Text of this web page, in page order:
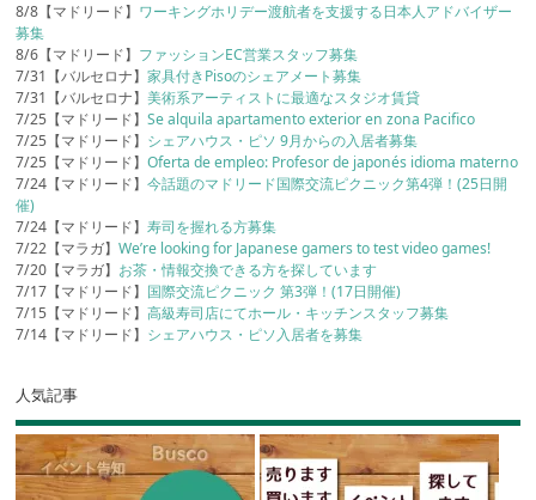
8/8【マドリード】 ワーキングホリデー渡航者を支援する日本人アドバイザー
募集
8/6【マドリード】 ファッションEC営業スタッフ募集
7/31【バルセロナ】家具付きPisoのシェアメート募集
7/31【バルセロナ】美術系アーティストに最適なスタジオ賃貸
7/25【マドリード】Se alquila apartamento exterior en zona Pacifico
7/25【マドリード】 シェアハウス・ピソ 9月からの入居者募集
7/25【マドリード】Oferta de empleo: Profesor de japonés idioma materno
7/24【マドリード】今話題のマドリード国際交流ピクニック第4弾！(25日開
催)
7/24【マドリード】寿司を握れる方募集
7/22【マラガ】We’re looking for Japanese gamers to test video games!
7/20【マラガ】 お茶・情報交換できる方を探しています
7/17【マドリード】 国際交流ピクニック 第3弾！(17日開催)
7/15【マドリード】高級寿司店にてホール・キッチンスタッフ募集
7/14【マドリード】 シェアハウス・ピソ入居者を募集
人気記事